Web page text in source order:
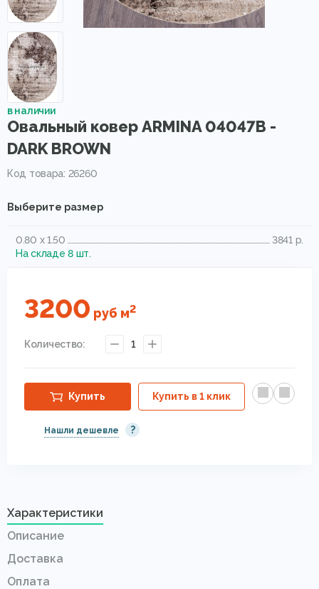
в наличии
Овальный ковер ARMINA 04047B -
DARK BROWN
Код товара: 26260
Выберите размер
0.80 x 1.50
3841 р.
На складе 8 шт.
3200 руб м2
Количество: 1
Купить Купить в 1 клик
Нашли дешевле ?
Характеристики
Описание
Доставка
Оплата